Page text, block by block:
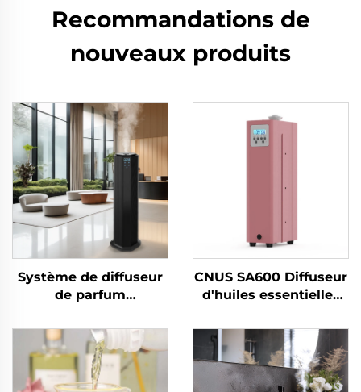
Recommandations de
nouveaux produits
Système de diffuseur
de parfum
salle de bain/bureau
d'hôtel/salle de bain
commerciale CNUS
S3000TF
CNUS SA600 Diffuseur
d'huiles essentielles
parfum commercial,
appareil électronique
sans eau pour CVC et
hôtel